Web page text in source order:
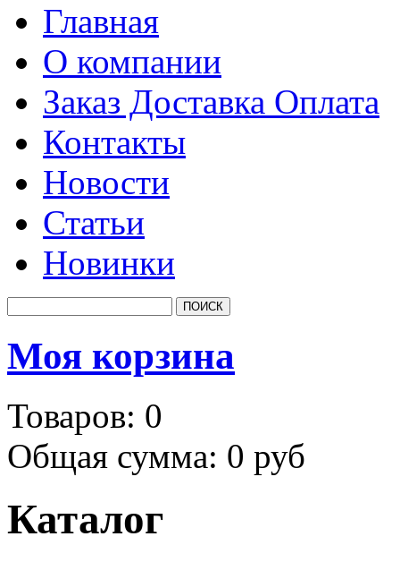
Главная
О компании
Заказ Доставка Оплата
Контакты
Новости
Статьи
Новинки
Моя корзина
Товаров: 0
Общая сумма: 0 руб
Каталог